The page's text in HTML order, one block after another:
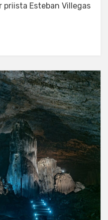
priista Esteban Villegas